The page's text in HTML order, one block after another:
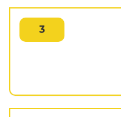
3